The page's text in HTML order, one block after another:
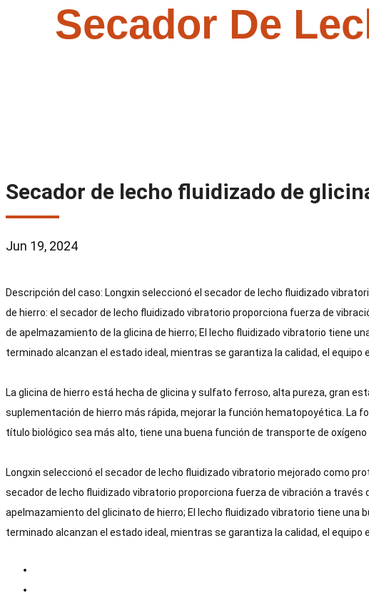
Secador De
Secador de lecho fluidizado de
Jun 19, 2024
Descripción del caso: Longxin seleccionó el secador de lecho fluidizado
de hierro: el secador de lecho fluidizado vibratorio proporciona fuerza de
de apelmazamiento de la glicina de hierro; El lecho fluidizado vibratorio tiene
terminado alcanzan el estado ideal, mientras se garantiza la calidad, el equipo
La glicina de hierro está hecha de glicina y sulfato ferroso, alta pureza, gran
suplementación de hierro más rápida, mejorar la función hematopoyética. La
título biológico sea más alto, tiene una buena función de transporte de
Longxin seleccionó el secador de lecho fluidizado vibratorio mejorado como
secador de lecho fluidizado vibratorio proporciona fuerza de vibración a
apelmazamiento del glicinato de hierro; El lecho fluidizado vibratorio tiene una
terminado alcanzan el estado ideal, mientras se garantiza la calidad, el